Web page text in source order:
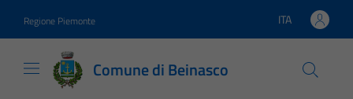
Regione Piemonte Lingua attiva:
ITA
Comune di Beinasco